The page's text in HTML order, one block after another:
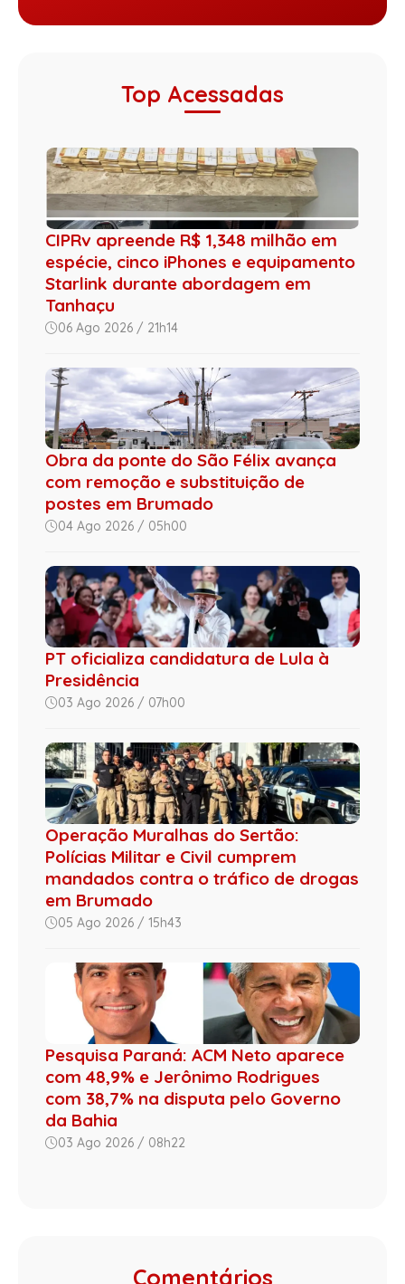
Top Acessadas
CIPRv apreende R$ 1,348 milhão em
espécie, cinco iPhones e equipamento
Starlink durante abordagem em
Tanhaçu
06 Ago 2026 / 21h14
Obra da ponte do São Félix avança
com remoção e substituição de
postes em Brumado
04 Ago 2026 / 05h00
PT oficializa candidatura de Lula à
Presidência
03 Ago 2026 / 07h00
Operação Muralhas do Sertão:
Polícias Militar e Civil cumprem
mandados contra o tráfico de drogas
em Brumado
05 Ago 2026 / 15h43
Pesquisa Paraná: ACM Neto aparece
com 48,9% e Jerônimo Rodrigues
com 38,7% na disputa pelo Governo
da Bahia
03 Ago 2026 / 08h22
Comentários